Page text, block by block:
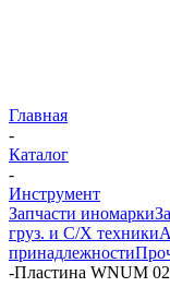
Главная
-
Каталог
-
Инструмент
Запчасти иномарки
груз. и С/Х техники
принадлежности
-Пластина WNUM